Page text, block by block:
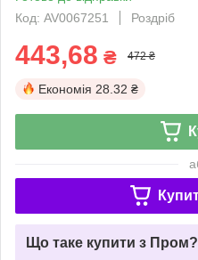
Код: AV0067251
Роздріб
443,68 ₴ 472 ₴
Економія 28.32 ₴
Що таке купити з Пром?